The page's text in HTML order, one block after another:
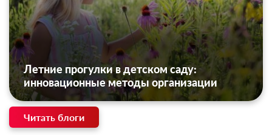
Летние прогулки в детском саду:
инновационные методы организации
Читать блоги